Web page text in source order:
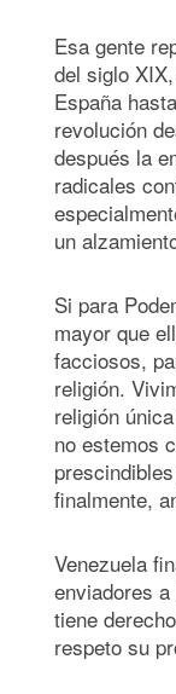
Esa gente
del siglo
España
revolución
después la
radicales
un
Si para
mayor que
facciosos,
religión.
religión
no estemos
finalmente,
Venezuela
enviadores
tiene
respeto su